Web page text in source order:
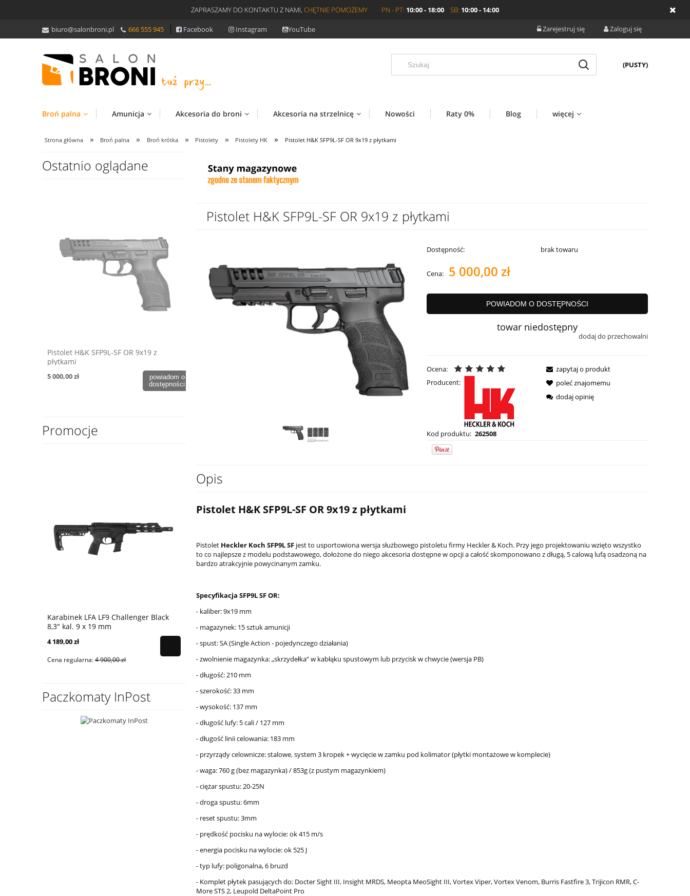
ZAPRASZAMY DO KONTAKTU Z NAMI, CHĘTNIE POMOŻEMY PN - PT: 10:00 - 18:00 SB: 10:00 - 14:00
biuro@salonbroni.pl 666 555 945 Facebook Instagram YouTube Zarejestruj się Zaloguj się
(PUSTY)
Broń palna Amunicja Akcesoria do broni Akcesoria na strzelnicę Nowości Raty 0% Blog więcej
Strona główna » Broń palna » Broń krótka » Pistolety » Pistolety HK » Pistolet H&K SFP9L-SF OR 9x19 z płytkami
Ostatnio oglądane
Pistolet H&K SFP9L-SF OR 9x19 z
płytkami
5 000,00 zł
powiadom o
dostępności
Promocje
Karabinek LFA LF9 Challenger Black
8,3" kal. 9 x 19 mm
4 189,00 zł
Cena regularna:4 900,00 zł
Karabinek PCC Son of Gun SOG-Xs 7,5"
9x19 mm - czarny
4 399,00 zł
Cena regularna:4 499,00 zł
2 149,00 zł
Cena regularna:2 599,00 zł Cena regularna:
Paczkomaty InPost
Pistolet H&K SFP9L-SF OR 9x19 z płytkami
Dostępność: brak towaru
Cena: 5 000,00 zł
POWIADOM O DOSTĘPNOŚCI
towar niedostępny
dodaj do przechowalni
Ocena:
Producent:
Kod produktu: 262508
zapytaj o produkt
poleć znajomemu
dodaj opinię
Opis
Pistolet H&K SFP9L-SF OR 9x19 z płytkami
Pistolet Heckler Koch SFP9L SF jest to usportowiona wersja służbowego pistoletu firmy Heckler & Koch. Przy jego projektowaniu wzięto wszystko
to co najlepsze z modelu podstawowego,dołożone do niego akcesoria dostępne w opcji a całość skomponowano z długą, 5 calową lufą osadzoną na
bardzo atrakcyjnie powycinanym zamku.
Specyfikacja SFP9L SF OR:
- kaliber: 9x19 mm
- magazynek: 15 sztuk amunicji
- spust: SA (Single Action - pojedynczego działania)
- zwolnienie magazynka: „skrzydełka” w kabłąku spustowym lub przycisk w chwycie (wersja PB)
- długość: 210 mm
- szerokość: 33 mm
- wysokość: 137 mm
- długość lufy: 5 cali / 127 mm
- długość linii celowania: 183 mm
- przyrządy celownicze: stalowe,system 3 kropek + wycięcie w zamku pod kolimator (płytki montażowe w komplecie)
- waga: 760 g (bez magazynka) / 853g (z pustym magazynkiem)
- ciężar spustu: 20-25N
- droga spustu: 6mm
- reset spustu: 3mm
- prędkość pocisku na wylocie: ok 415 m/s
- energia pocisku na wylocie: ok 525 J
- typ lufy: poligonalna, 6 bruzd
- Komplet płytek pasujących do: Docter Sight III, Insight MRDS, Meopta MeoSight III, Vortex Viper, Vortex Venom, Burris Fastfire 3, Trijicon RMR, C-
More STS 2, Leupold DeltaPoint Pro